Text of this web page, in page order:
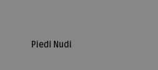
Piedi Nudi